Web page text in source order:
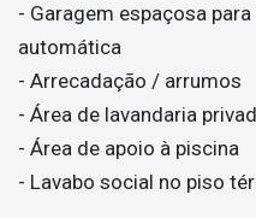
- Garagem espaçosa
automática
- Arrecadação / arrumos
- Área de lavandaria
- Área de apoio à piscina
- Lavabo social no piso